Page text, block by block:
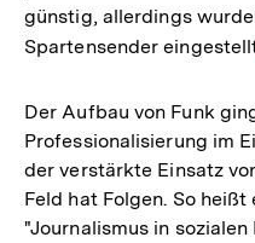
günstig, allerdings
Spartensender
Der Aufbau von Funk
Professionalisierung im
der verstärkte Einsatz
Feld hat Folgen. So
"Journalismus in